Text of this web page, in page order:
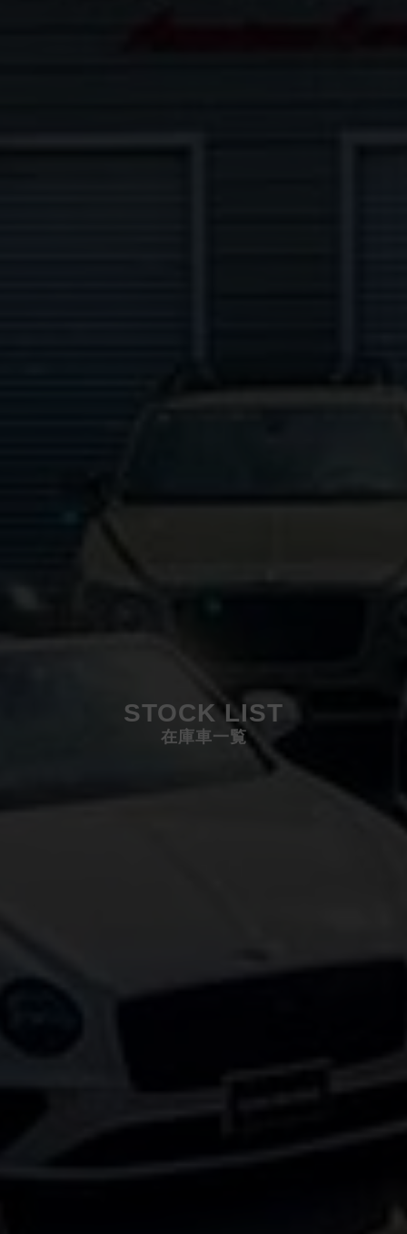
STOCK LIST
在庫車一覧